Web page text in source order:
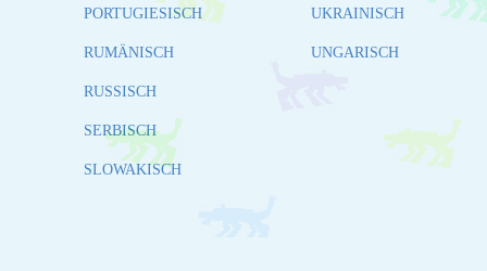
PORTUGIESISCH
RUMÄNISCH
RUSSISCH
SERBISCH
SLOWAKISCH
UKRAINISCH
UNGARISCH